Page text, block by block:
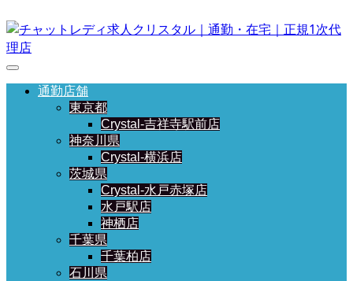
通勤店舗
東京都
Crystal-吉祥寺駅前店
神奈川県
Crystal-横浜店
茨城県
Crystal-水戸赤塚店
水戸駅店
神栖店
千葉県
千葉柏店
石川県